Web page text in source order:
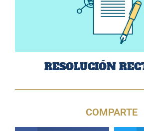
RESOLUCIÓN
COMPARTE